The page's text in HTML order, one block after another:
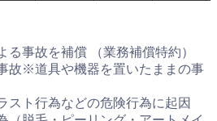
る事故を補償 （業務補償特約）
故※道具や機器を置いたままの事
スト行為などの危険行為に起因